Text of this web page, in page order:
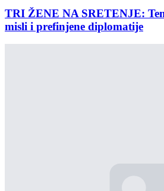
TRI ŽENE NA SRETENJE:
misli i prefinjene diplomatije